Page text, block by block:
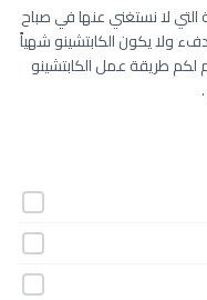
التي لا نستغني عنها في صباح
ولا يكون الكابتشينو شهياً
لكم طريقة عمل الكابتشينو